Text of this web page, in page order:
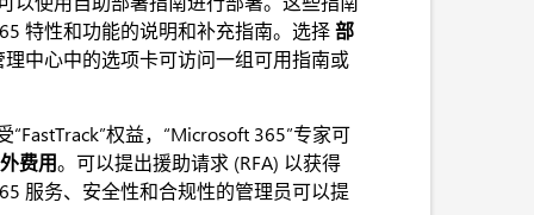
特性和功能的说明和补充指南。选择部
中心中的选项卡可访问一组可用指南或
权益，“Microsoft 365”专家可
费用。可以提出援助请求 (RFA) 以获得
服务、安全性和合规性的管理员可以提